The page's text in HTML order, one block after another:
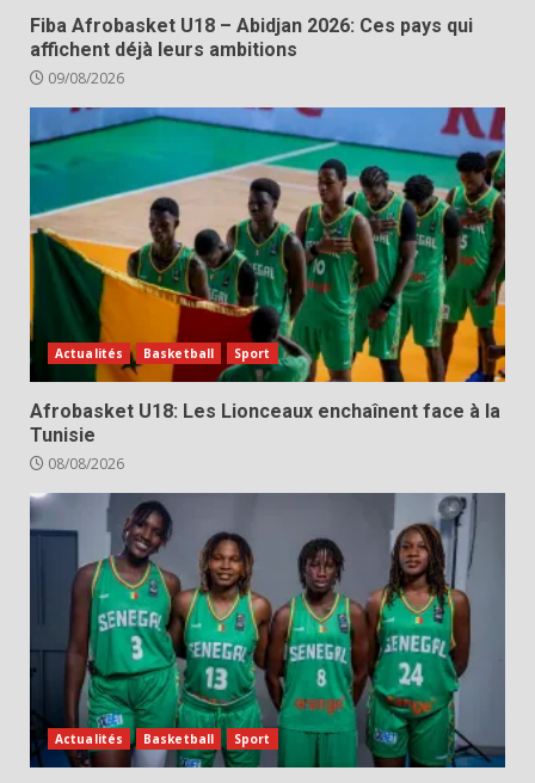
Fiba Afrobasket U18 – Abidjan 2026: Ces pays qui
affichent déjà leurs ambitions
09/08/2026
Actualités Basketball Sport
Afrobasket U18: Les Lionceaux enchaînent face à la
Tunisie
08/08/2026
Actualités Basketball Sport